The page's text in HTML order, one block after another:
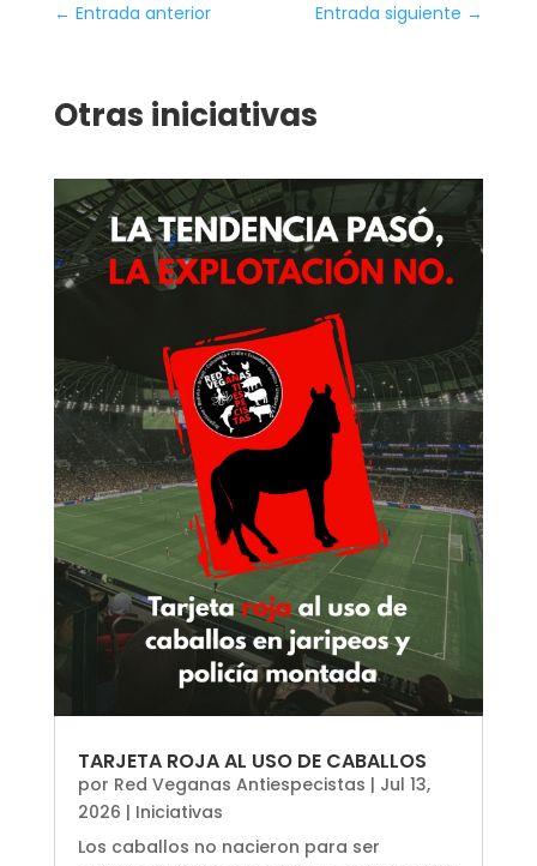
← Entrada anterior Entrada siguiente →
Otras iniciativas
TARJETA ROJA AL USO DE CABALLOS
por Red Veganas Antiespecistas | Jul 13,
2026 | Iniciativas
Los caballos no nacieron para ser